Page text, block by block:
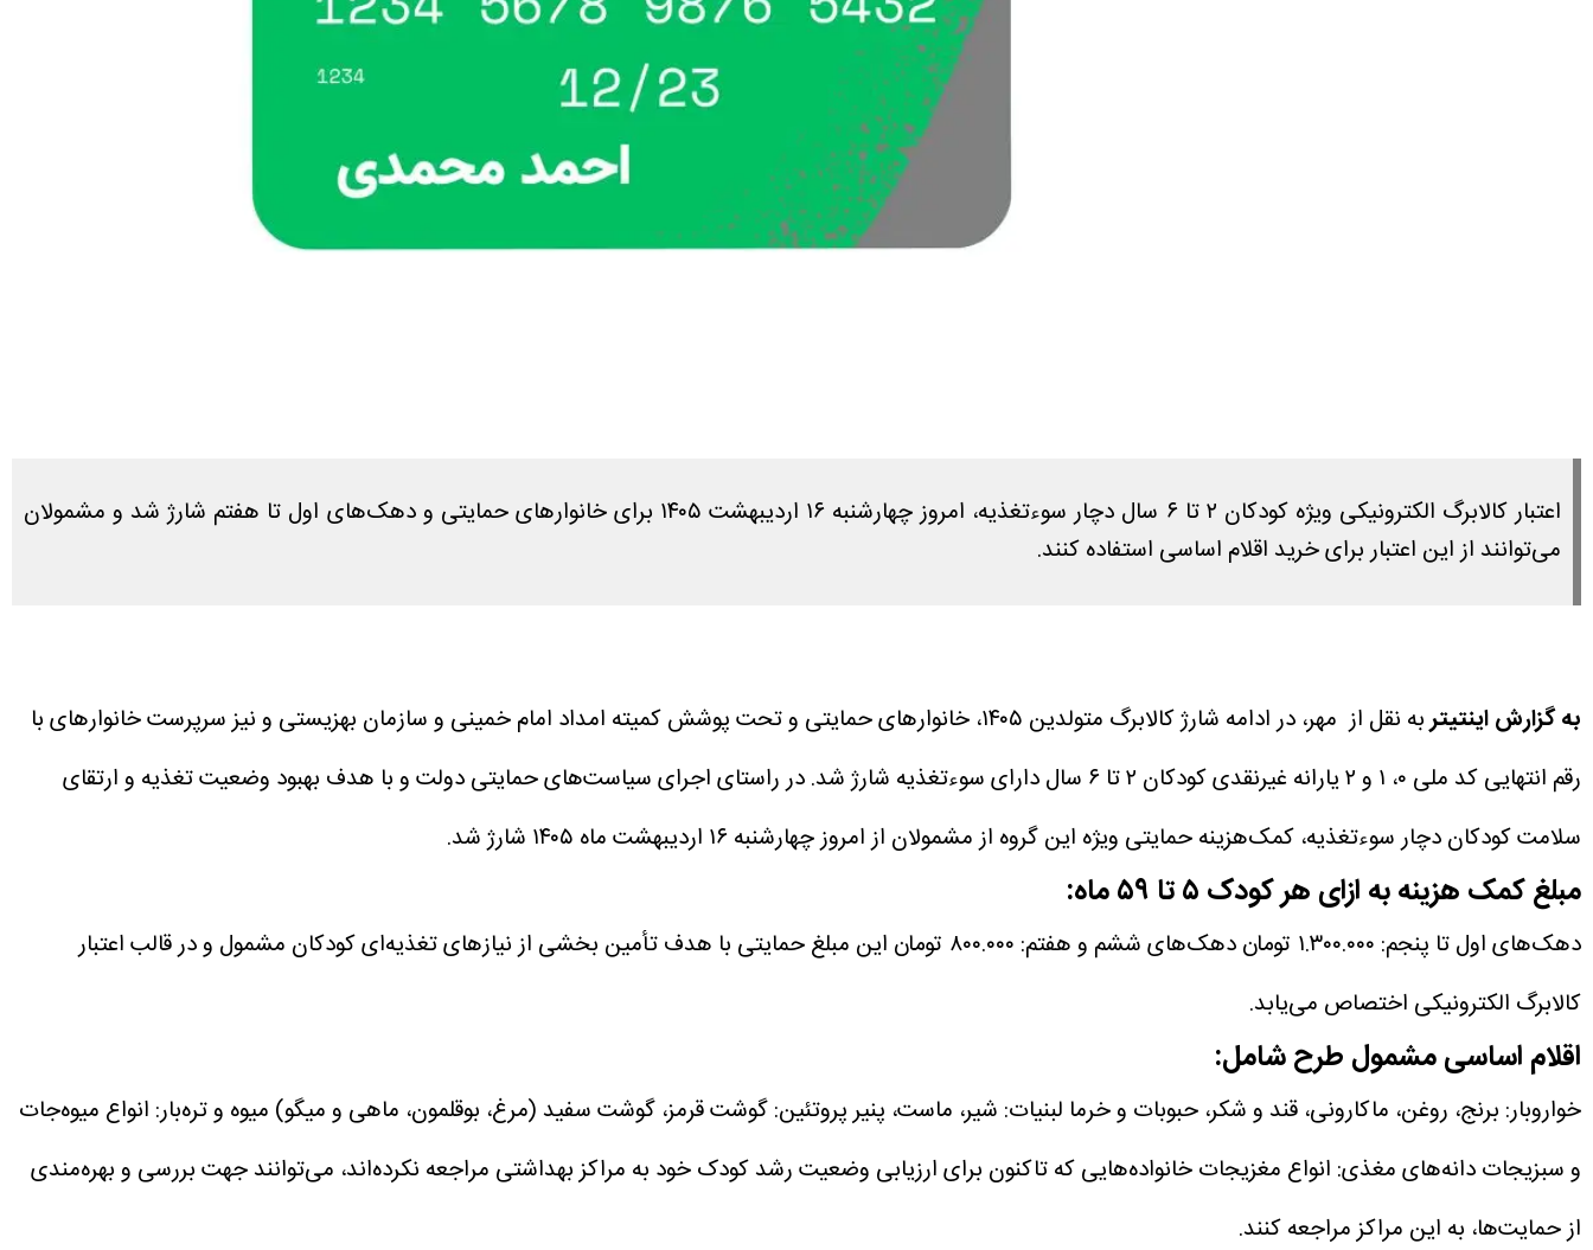
اعتبار کالابرگ الکترونیکی ویژه کودکان ۲ تا ۶ سال دچار سوءتغذیه، امروز چهارشنبه ۱۶ اردیبهشت ۱۴۰۵ برای خانوار‌های حمایتی و دهک‌های اول تا هفتم شارژ شد و مشمولان
می‌توانند از این اعتبار برای خرید اقلام اساسی استفاده کنند.
به گزارش اینتیتر
به نقل از مهر، در ادامه شارژ کالابرگ متولدین ۱۴۰۵، خانوار‌های حمایتی و تحت پوشش کمیته امداد امام خمینی و سازمان بهزیستی و نیز سرپرست خانوار‌های با
رقم انتهایی کد ملی ۰، ۱ و ۲ یارانه غیرنقدی کودکان ۲ تا ۶ سال دارای سوءتغذیه شارژ شد.
در راستای اجرای سیاست‌های حمایتی دولت و با هدف بهبود وضعیت تغذیه و ارتقای
سلامت کودکان دچار سوءتغذیه، کمک‌هزینه حمایتی ویژه این گروه از مشمولان از امروز چهارشنبه ۱۶ اردیبهشت ماه ۱۴۰۵ شارژ شد.
مبلغ کمک هزینه به ازای هر کودک ۵ تا ۵۹ ماه:
دهک‌های اول تا پنجم: ۱.۳۰۰.۰۰۰ تومان دهک‌های ششم و هفتم: ۸۰۰.۰۰۰ تومان
این مبلغ حمایتی با هدف تأمین بخشی از نیاز‌های تغذیه‌ای کودکان مشمول و در قالب اعتبار
کالابرگ الکترونیکی اختصاص می‌یابد.
اقلام اساسی مشمول طرح شامل:
خواروبار: برنج، روغن، ماکارونی، قند و شکر، حبوبات و خرما لبنیات: شیر، ماست، پنیرپروتئین: گوشت قرمز، گوشت سفید (مرغ، بوقلمون، ماهی و میگو) میوه و تره‌بار: انواع میوه‌جات
و سبزیجاتدانه‌های مغذی: انواع مغزیجاتخانواده‌هایی که تاکنون برای ارزیابی وضعیت رشد کودک خود به مراکز بهداشتی مراجعه نکرده‌اند، می‌توانند جهت بررسی و بهره‌مندی
از حمایت‌ها، به این مراکز مراجعه کنند.